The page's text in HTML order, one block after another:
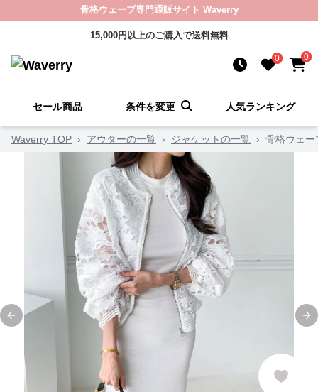
骨格ウェーブ専門通販サイト Waverry
15,000円以上のご購入で送料無料
0 0
セール商品 条件を変更 人気ランキング
Waverry TOP › アウターの一覧 › ジャケットの一覧 › 骨格ウェー
Previous slide